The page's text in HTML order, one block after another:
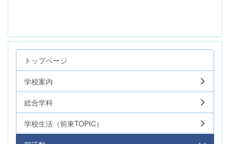
トップページ
学校案内
総合学科
学校生活（前東TOPIC）